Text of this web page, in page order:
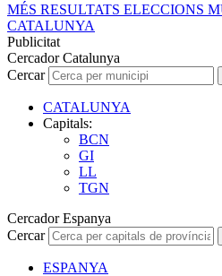
MÉS RESULTATS ELECCIONS
CATALUNYA
Publicitat
Cercador Catalunya
Cercar
CATALUNYA
Capitals:
BCN
GI
LL
TGN
Cercador Espanya
Cercar
ESPANYA